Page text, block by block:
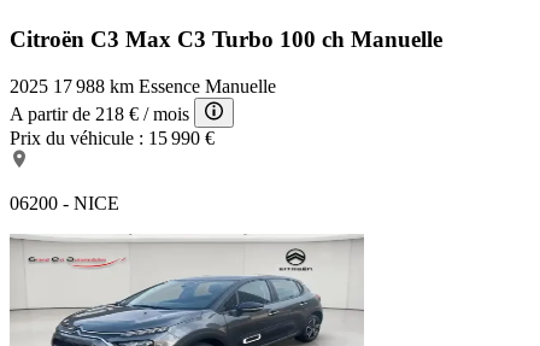
Citroën C3 Max C3 Turbo 100 ch Manuelle
2025 17 988 km Essence Manuelle
A partir de 218 € / mois
Prix du véhicule : 15 990 €
06200 - NICE